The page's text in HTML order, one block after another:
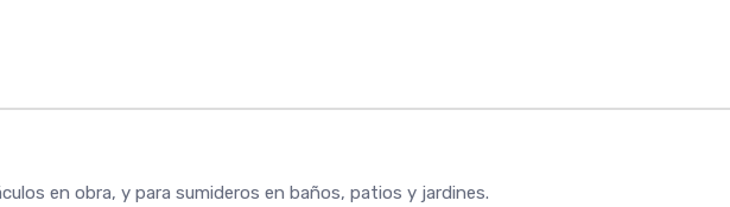
en obra, y para sumideros en baños, patios y jardines.